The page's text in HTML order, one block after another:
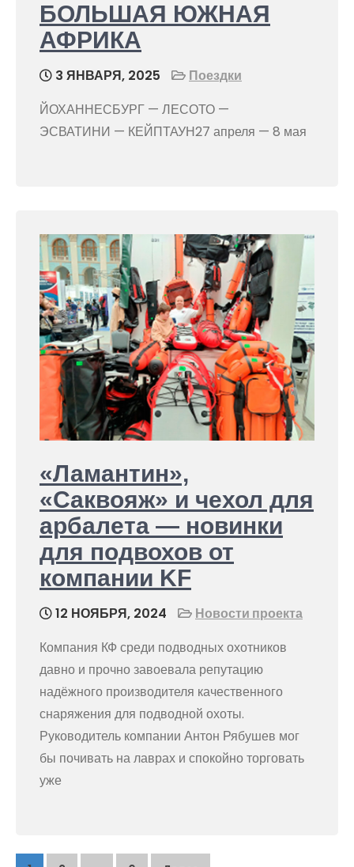
БОЛЬШАЯ ЮЖНАЯ
АФРИКА
3 ЯНВАРЯ, 2025
Поездки
ЙОХАННЕСБУРГ — ЛЕСОТО —
ЭСВАТИНИ — КЕЙПТАУН27 апреля — 8 мая
«Ламантин»,
«Саквояж» и чехол для
арбалета — новинки
для подвохов от
компании KF
12 НОЯБРЯ, 2024
Новости проекта
Компания КФ среди подводных охотников
давно и прочно завоевала репутацию
надёжного производителя качественного
снаряжения для подводной охоты.
Руководитель компании Антон Рябушев мог
бы почивать на лаврах и спокойно торговать
уже